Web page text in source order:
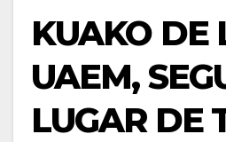
KUAKO DE
UAEM,
LUGAR DE